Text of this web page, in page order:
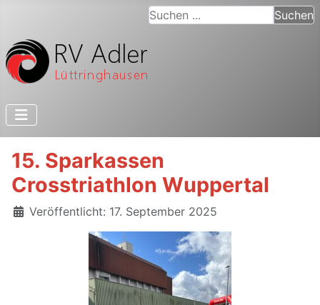
Suchen ... Suchen
15. Sparkassen
Crosstriathlon Wuppertal
Details
Veröffentlicht: 17. September 2025